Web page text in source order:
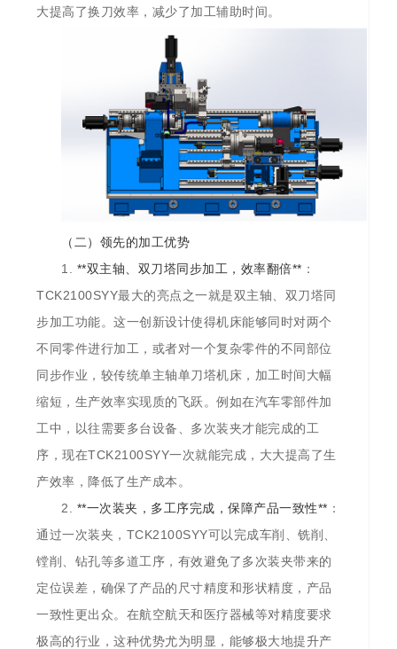
大提高了换刀效率，减少了加工辅助时间。
（二）领先的加工优势
1. **双主轴、双刀塔同步加工，效率翻倍** ：
TCK2100SYY最大的亮点之一就是双主轴、双刀塔同
步加工功能。这一创新设计使得机床能够同时对两个
不同零件进行加工，或者对一个复杂零件的不同部位
同步作业，较传统单主轴单刀塔机床，加工时间大幅
缩短，生产效率实现质的飞跃。例如在汽车零部件加
工中，以往需要多台设备、多次装夹才能完成的工
序，现在TCK2100SYY一次就能完成，大大提高了生
产效率，降低了生产成本。
2. **一次装夹，多工序完成，保障产品一致性** ：
通过一次装夹，TCK2100SYY可以完成车削、铣削、
镗削、钻孔等多道工序，有效避免了多次装夹带来的
定位误差，确保了产品的尺寸精度和形状精度，产品
一致性更出众。在航空航天和医疗器械等对精度要求
极高的行业，这种优势尤为明显，能够极大地提升产